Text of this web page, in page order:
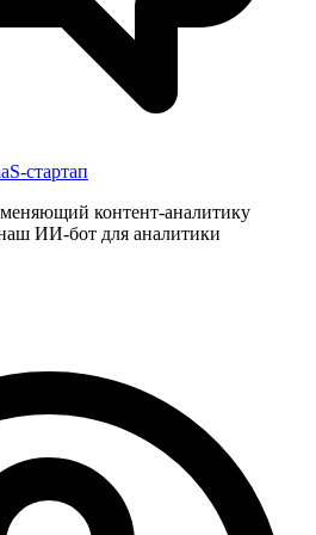
стартап
контент-аналитику
ИИ-бот для аналитики